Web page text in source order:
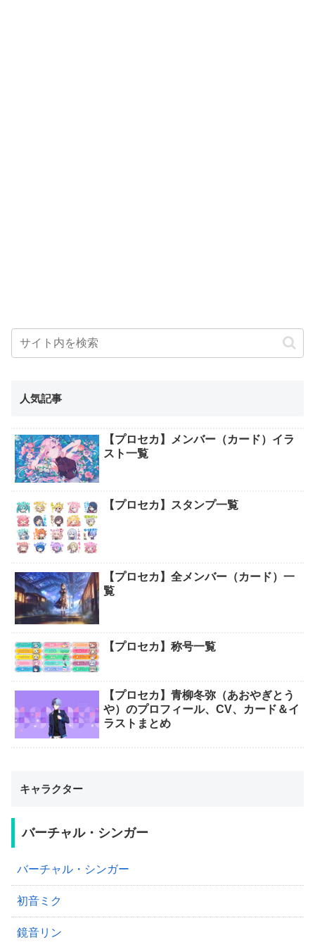
人気記事
【プロセカ】メンバー（カード）イラ
スト一覧
【プロセカ】スタンプ一覧
【プロセカ】全メンバー（カード）一
覧
【プロセカ】称号一覧
【プロセカ】青柳冬弥（あおやぎとう
や）のプロフィール、CV、カード＆イ
ラストまとめ
キャラクター
バーチャル・シンガー
バーチャル・シンガー
初音ミク
鏡音リン